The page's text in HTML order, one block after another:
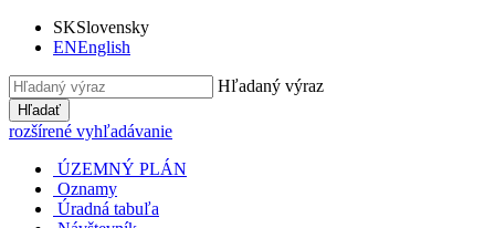
SKSlovensky
ENEnglish
Hľadaný výraz
Hľadať
rozšírené vyhľadávanie
ÚZEMNÝ PLÁN
Oznamy
Úradná tabuľa